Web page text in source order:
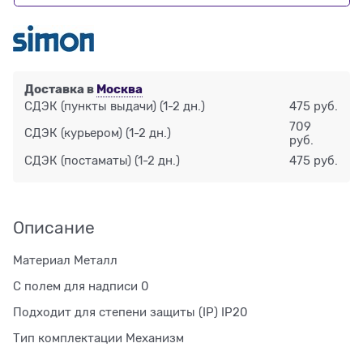
Доставка в Москва
СДЭК (пункты выдачи) (1-2 дн.) 475 руб.
СДЭК (курьером) (1-2 дн.)
709
руб.
СДЭК (постаматы) (1-2 дн.) 475 руб.
Описание
Материал Металл
С полем для надписи 0
Подходит для степени защиты (IP) IP20
Тип комплектации Механизм